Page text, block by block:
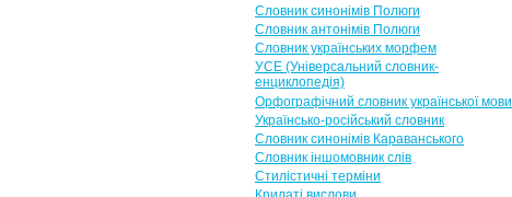
Словник синонімів Полюги
Словник антонімів Полюги
Словник українських морфем
УСЕ (Універсальний словник-
енциклопедія)
Орфографічний словник української мови
Українсько-російський словник
Словник синонімів Караванського
Словник іншомовник слів
Стилістичні терміни